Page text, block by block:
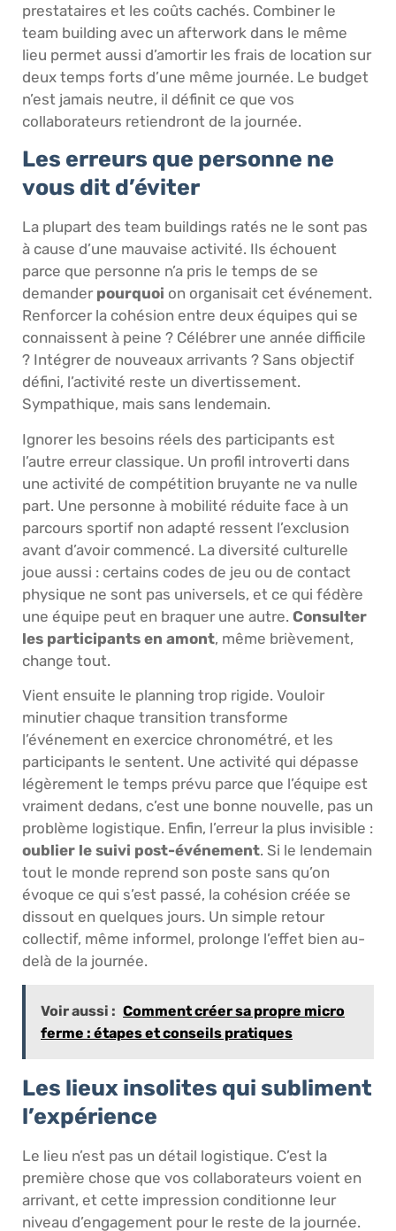
prestataires et les coûts cachés. Combiner le
team building avec un afterwork dans le même
lieu permet aussi d’amortir les frais de location sur
deux temps forts d’une même journée. Le budget
n’est jamais neutre, il définit ce que vos
collaborateurs retiendront de la journée.
Les erreurs que personne ne
vous dit d’éviter
La plupart des team buildings ratés ne le sont pas
à cause d’une mauvaise activité. Ils échouent
parce que personne n’a pris le temps de se
demander pourquoi on organisait cet événement.
Renforcer la cohésion entre deux équipes qui se
connaissent à peine ? Célébrer une année difficile
? Intégrer de nouveaux arrivants ? Sans objectif
défini, l’activité reste un divertissement.
Sympathique, mais sans lendemain.
Ignorer les besoins réels des participants est
l’autre erreur classique. Un profil introverti dans
une activité de compétition bruyante ne va nulle
part. Une personne à mobilité réduite face à un
parcours sportif non adapté ressent l’exclusion
avant d’avoir commencé. La diversité culturelle
joue aussi : certains codes de jeu ou de contact
physique ne sont pas universels, et ce qui fédère
une équipe peut en braquer une autre. Consulter
les participants en amont, même brièvement,
change tout.
Vient ensuite le planning trop rigide. Vouloir
minutier chaque transition transforme
l’événement en exercice chronométré, et les
participants le sentent. Une activité qui dépasse
légèrement le temps prévu parce que l’équipe est
vraiment dedans, c’est une bonne nouvelle, pas un
problème logistique. Enfin, l’erreur la plus invisible :
oublier le suivi post-événement. Si le lendemain
tout le monde reprend son poste sans qu’on
évoque ce qui s’est passé, la cohésion créée se
dissout en quelques jours. Un simple retour
collectif, même informel, prolonge l’effet bien au-
delà de la journée.
Voir aussi : Comment créer sa propre micro
ferme : étapes et conseils pratiques
Les lieux insolites qui subliment
l’expérience
Le lieu n’est pas un détail logistique. C’est la
première chose que vos collaborateurs voient en
arrivant, et cette impression conditionne leur
niveau d’engagement pour le reste de la journée.